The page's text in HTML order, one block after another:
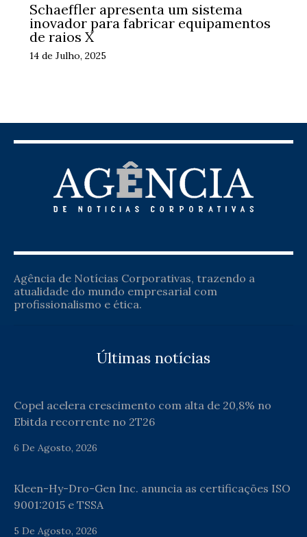
Schaeffler apresenta um sistema
inovador para fabricar equipamentos
de raios X
14 de Julho, 2025
Agência de Notícias Corporativas, trazendo a
atualidade do mundo empresarial com
profissionalismo e ética.
Últimas notícias
Copel acelera crescimento com alta de 20,8% no
Ebitda recorrente no 2T26
6 De Agosto, 2026
Kleen-Hy-Dro-Gen Inc. anuncia as certificações ISO
9001:2015 e TSSA
5 De Agosto, 2026